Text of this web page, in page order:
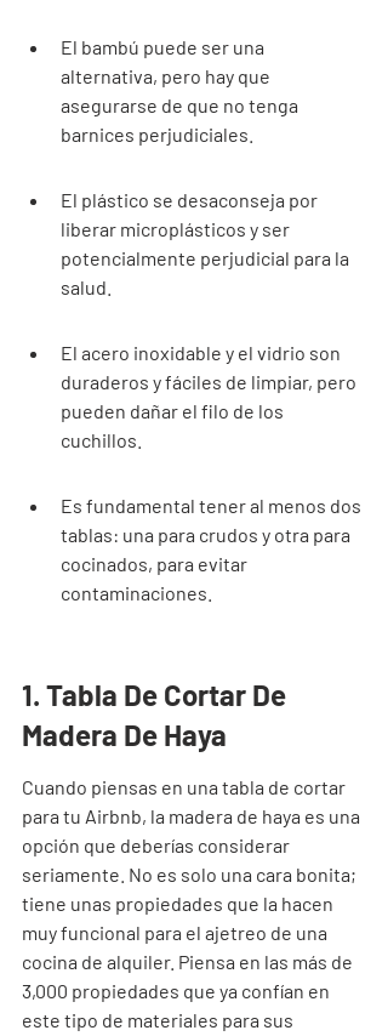
El bambú puede ser una
alternativa, pero hay que
asegurarse de que no tenga
barnices perjudiciales.
El plástico se desaconseja por
liberar microplásticos y ser
potencialmente perjudicial para la
salud.
El acero inoxidable y el vidrio son
duraderos y fáciles de limpiar, pero
pueden dañar el filo de los
cuchillos.
Es fundamental tener al menos dos
tablas: una para crudos y otra para
cocinados, para evitar
contaminaciones.
1. Tabla De Cortar De
Madera De Haya
Cuando piensas en una tabla de cortar
para tu Airbnb, la madera de haya es una
opción que deberías considerar
seriamente. No es solo una cara bonita;
tiene unas propiedades que la hacen
muy funcional para el ajetreo de una
cocina de alquiler. Piensa en las más de
3,000 propiedades que ya confían en
este tipo de materiales para sus